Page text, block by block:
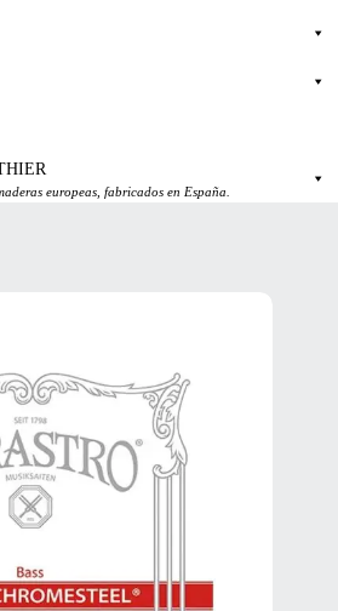
europeas, fabricados en España.